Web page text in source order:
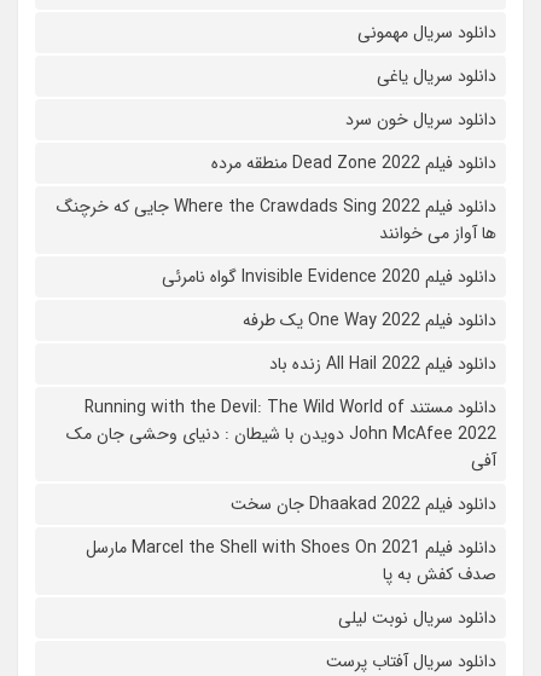
دانلود سریال مهمونی
دانلود سریال یاغی
دانلود سریال خون سرد
دانلود فیلم 2022 Dead Zone منطقه مرده
دانلود فیلم Where the Crawdads Sing 2022 جایی که خرچنگ
ها آواز می خوانند
دانلود فیلم 2020 Invisible Evidence گواه نامرئی
دانلود فیلم One Way 2022 یک طرفه
دانلود فیلم All Hail 2022 زنده باد
دانلود مستند Running with the Devil: The Wild World of
John McAfee 2022 دویدن با شیطان : دنیای وحشی جان مک
آفی
دانلود فیلم Dhaakad 2022 جان سخت
دانلود فیلم Marcel the Shell with Shoes On 2021 مارسل
صدف کفش به پا
دانلود سریال نوبت لیلی
دانلود سریال آفتاب پرست